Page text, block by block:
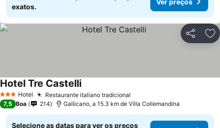
exatos.
Partilhar
3 EstrelasHotel Restaurante italiano tradicional
Hotel Tre Castelli
7,5 Boa 214 Gallicano, a 15.3 km de Villa Collemandina
Selecione as datas para ver os preços